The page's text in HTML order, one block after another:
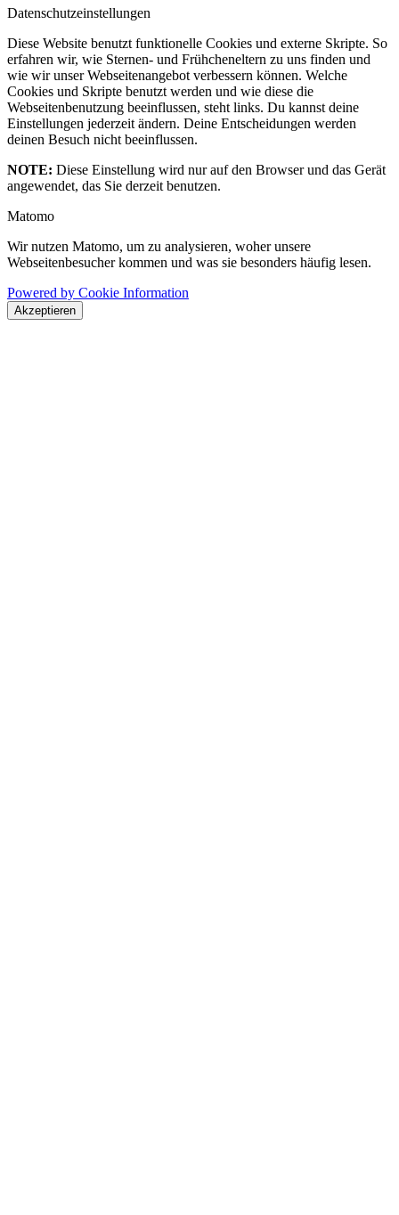
Datenschutzeinstellungen
Diese Website benutzt funktionelle Cookies und externe Skripte. So
erfahren wir, wie Sternen- und Frühcheneltern zu uns finden und
wie wir unser Webseitenangebot verbessern können. Welche
Cookies und Skripte benutzt werden und wie diese die
Webseitenbenutzung beeinflussen, steht links. Du kannst deine
Einstellungen jederzeit ändern. Deine Entscheidungen werden
deinen Besuch nicht beeinflussen.
NOTE: Diese Einstellung wird nur auf den Browser und das Gerät
angewendet, das Sie derzeit benutzen.
Matomo
Wir nutzen Matomo, um zu analysieren, woher unsere
Webseitenbesucher kommen und was sie besonders häufig lesen.
Powered by Cookie Information
Akzeptieren